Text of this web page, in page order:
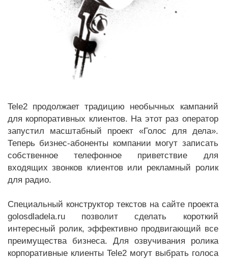
Tele2 продолжает традицию необычных кампаний
для корпоративных клиентов. На этот раз оператор
запустил масштабный проект «Голос для дела».
Теперь бизнес-абоненты компании могут записать
собственное телефонное приветствие для
входящих звонков клиентов или рекламный ролик
для радио.
Специальный конструктор текстов на сайте проекта
golosdladela.ru позволит сделать короткий
интересный ролик, эффективно продвигающий все
преимущества бизнеса. Для озвучивания ролика
корпоративные клиенты Tele2 могут выбрать голоса